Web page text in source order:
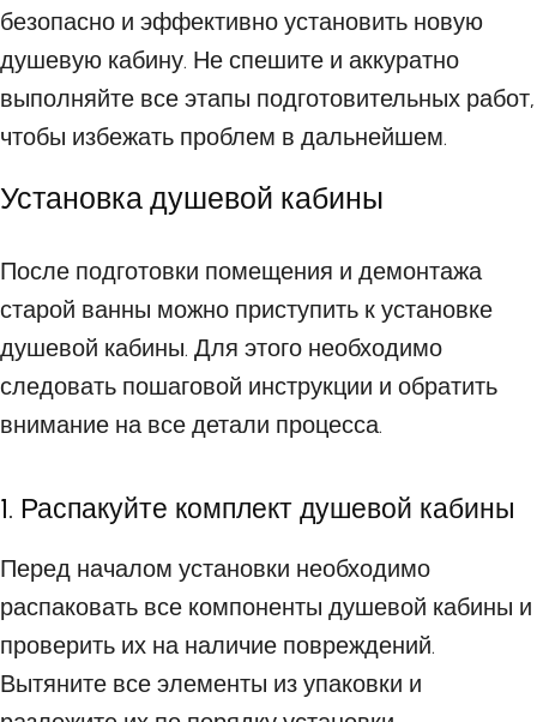
безопасно и эффективно установить новую
душевую кабину. Не спешите и аккуратно
выполняйте все этапы подготовительных работ,
чтобы избежать проблем в дальнейшем.
Установка душевой кабины
После подготовки помещения и демонтажа
старой ванны можно приступить к установке
душевой кабины. Для этого необходимо
следовать пошаговой инструкции и обратить
внимание на все детали процесса.
1. Распакуйте комплект душевой кабины
Перед началом установки необходимо
распаковать все компоненты душевой кабины и
проверить их на наличие повреждений.
Вытяните все элементы из упаковки и